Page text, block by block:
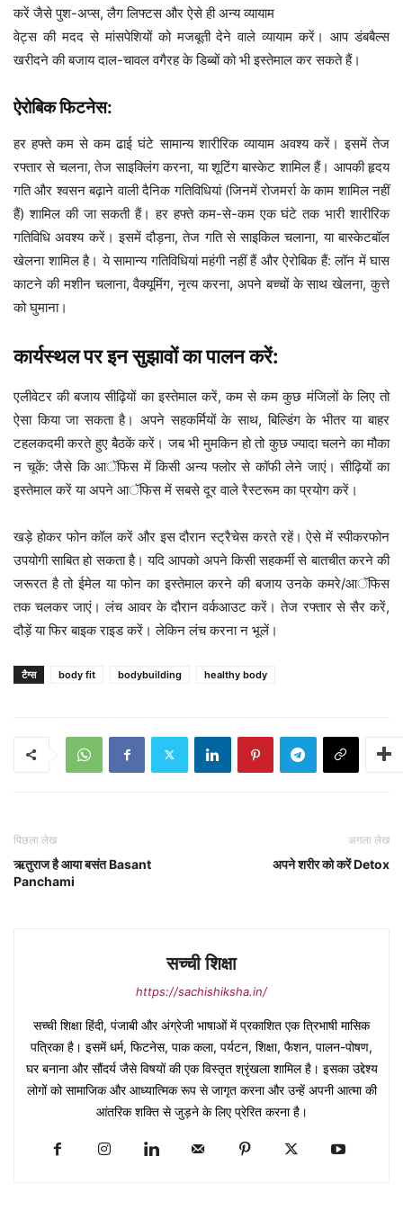
करें जैसे पुश-अप्स, लैग लिफ्टस और ऐसे ही अन्य व्यायाम
वेट्स की मदद से मांसपेशियों को मजबूती देने वाले व्यायाम करें। आप डंबबैल्स
खरीदने की बजाय दाल-चावल वगैरह के डिब्बों को भी इस्तेमाल कर सकते हैं।
ऐरोबिक फिटनेस:
हर हफ्ते कम से कम ढाई घंटे सामान्य शारीरिक व्यायाम अवश्य करें। इसमें तेज
रफ्तार से चलना, तेज साइक्लिंग करना, या शूटिंग बास्केट शामिल हैं। आपकी हृदय
गति और श्वसन बढ़ाने वाली दैनिक गतिविधियां (जिनमें रोजमर्रा के काम शामिल नहीं
हैं) शामिल की जा सकती हैं। हर हफ्ते कम-से-कम एक घंटे तक भारी शारीरिक
गतिविधि अवश्य करें। इसमें दौड़ना, तेज गति से साइकिल चलाना, या बास्केटबॉल
खेलना शामिल है। ये सामान्य गतिविधियां महंगी नहीं हैं और ऐरोबिक हैं: लॉन में घास
काटने की मशीन चलाना, वैक्यूमिंग, नृत्य करना, अपने बच्चों के साथ खेलना, कुत्ते
को घुमाना।
कार्यस्थल पर इन सुझावों का पालन करें:
एलीवेटर की बजाय सीढ़ियों का इस्तेमाल करें, कम से कम कुछ मंजिलों के लिए तो
ऐसा किया जा सकता है। अपने सहकर्मियों के साथ, बिल्डिंग के भीतर या बाहर
टहलकदमी करते हुए बैठकें करें। जब भी मुमकिन हो तो कुछ ज्यादा चलने का मौका
न चूकें: जैसे कि आॅफिस में किसी अन्य फ्लोर से कॉफी लेने जाएं। सीढ़ियों का
इस्तेमाल करें या अपने आॅफिस में सबसे दूर वाले रैस्टरूम का प्रयोग करें।
खड़े होकर फोन कॉल करें और इस दौरान स्ट्रैचेस करते रहें। ऐसे में स्पीकरफोन
उपयोगी साबित हो सकता है। यदि आपको अपने किसी सहकर्मी से बातचीत करने की
जरूरत है तो ईमेल या फोन का इस्तेमाल करने की बजाय उनके कमरे/आॅफिस
तक चलकर जाएं। लंच आवर के दौरान वर्कआउट करें। तेज रफ्तार से सैर करें,
दौड़ें या फिर बाइक राइड करें। लेकिन लंच करना न भूलें।
टैग्स body fit bodybuilding healthy body
पिछला लेख
ऋतुराज है आया बसंत Basant
Panchami
अगला लेख
अपने शरीर को करें Detox
सच्ची शिक्षा
https://sachishiksha.in/
सच्ची शिक्षा हिंदी, पंजाबी और अंग्रेजी भाषाओं में प्रकाशित एक त्रिभाषी मासिक
पत्रिका है। इसमें धर्म, फिटनेस, पाक कला, पर्यटन, शिक्षा, फैशन, पालन-पोषण,
घर बनाना और सौंदर्य जैसे विषयों की एक विस्तृत श्रृंखला शामिल है। इसका उद्देश्य
लोगों को सामाजिक और आध्यात्मिक रूप से जागृत करना और उन्हें अपनी आत्मा की
आंतरिक शक्ति से जुड़ने के लिए प्रेरित करना है।